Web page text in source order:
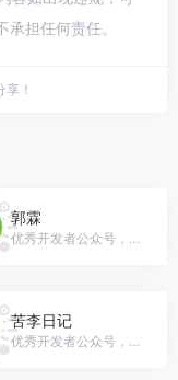
担任何责任。
！
郭霖
优秀开发者公众号，微信号：guolin_blog
苦李日记
优秀开发者公众号，微信号：kuliriji